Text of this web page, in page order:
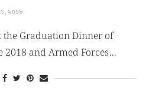
২০১৮
the Graduation Dinner of
2018 and Armed Forces…